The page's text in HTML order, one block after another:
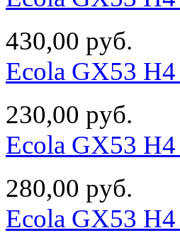
430,00 руб.
Ecola GX53
230,00 руб.
Ecola GX53
280,00 руб.
Ecola GX53